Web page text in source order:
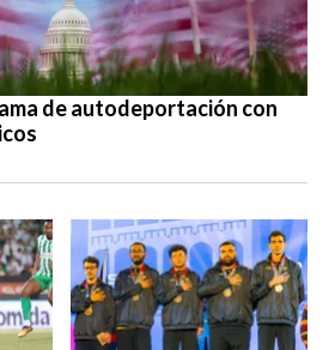
de autodeportación con